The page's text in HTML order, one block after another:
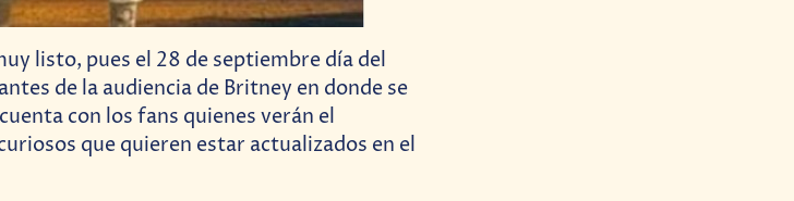
listo, pues el 28 de septiembre día del
de la audiencia de Britney en donde se
con los fans quienes verán el
que quieren estar actualizados en el